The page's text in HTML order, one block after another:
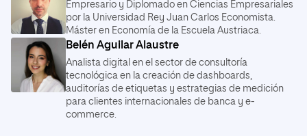
PDF
Obligatorio 6 ECTS
Dirección estratégica de recursos humanos.
PDF
Obligatorio
Métricas y analíticas digitales.
PDF
Obligatorio 6 ECTS
Inteligencia de negocios aplicada a la empresa.
PDF
Obligatorio 6 ECTS
Trabajo final de bachelor.
Empresario y Diplomado en Ciencias Empresariales
por la Universidad Rey Juan Carlos Economista.
Máster en Economía de la Escuela Austriaca.
Belén Aguilar Alaustre
Analista digital en el sector de consultoría
tecnológica en la creación de dashboards,
auditorías de etiquetas y estrategias de medición
para clientes internacionales de banca y e-
commerce.